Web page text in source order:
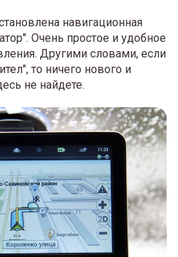
навигационная
Очень простое и удобное
Другими словами, если
то ничего нового и
не найдете.